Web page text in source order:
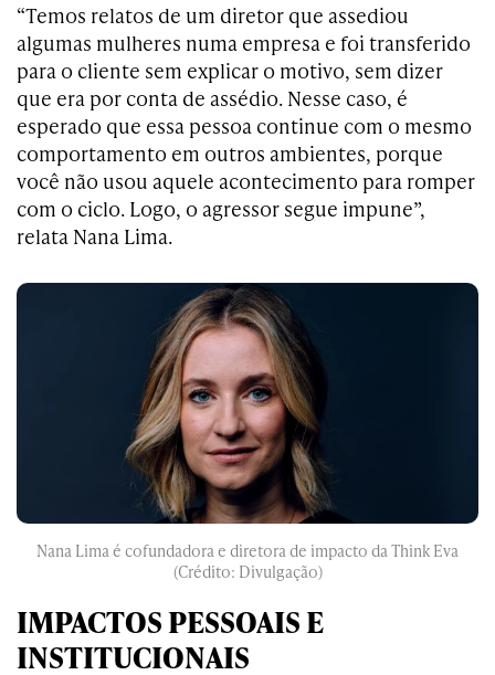
“Temos relatos de um diretor que assediou
algumas mulheres numa empresa e foi transferido
para o cliente sem explicar o motivo, sem dizer
que era por conta de assédio. Nesse caso, é
esperado que essa pessoa continue com o mesmo
comportamento em outros ambientes, porque
você não usou aquele acontecimento para romper
com o ciclo. Logo, o agressor segue impune”,
relata Nana Lima.
Nana Lima é cofundadora e diretora de impacto da Think Eva
(Crédito: Divulgação)
IMPACTOS PESSOAIS E
INSTITUCIONAIS